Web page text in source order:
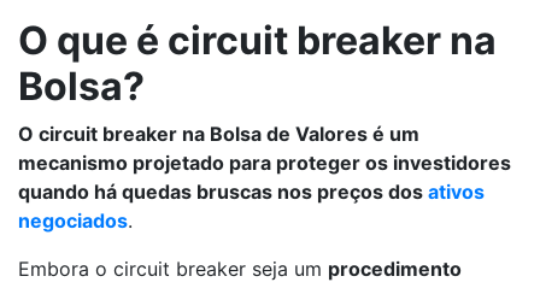
O que é circuit breaker na
Bolsa?
O circuit breaker na Bolsa de Valores é um
mecanismo projetado para proteger os investidores
quando há quedas bruscas nos preços dos ativos
negociados.
Embora o circuit breaker seja um procedimento